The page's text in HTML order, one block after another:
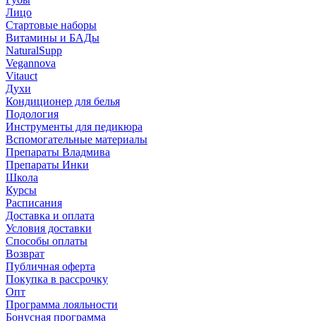
Лицо
Стартовые наборы
Витамины и БАДы
NaturalSupp
Vegannova
Vitauct
Духи
Кондиционер для белья
Подология
Инструменты для педикюра
Вспомогательные материалы
Препараты Владмива
Препараты Инки
Школа
Курсы
Расписания
Доставка и оплата
Условия доставки
Способы оплаты
Возврат
Публичная оферта
Покупка в рассрочку
Опт
Программа лояльности
Бонусная программа